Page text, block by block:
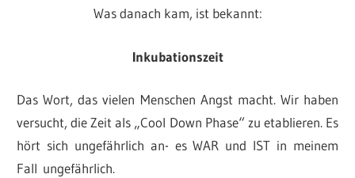
Was danach kam, ist bekannt:
Inkubationszeit
Das Wort, das vielen Menschen Angst macht. Wir haben
versucht, die Zeit als „Cool Down Phase“ zu etablieren. Es
hört sich ungefährlich an- es WAR und IST in meinem
Fall ungefährlich.